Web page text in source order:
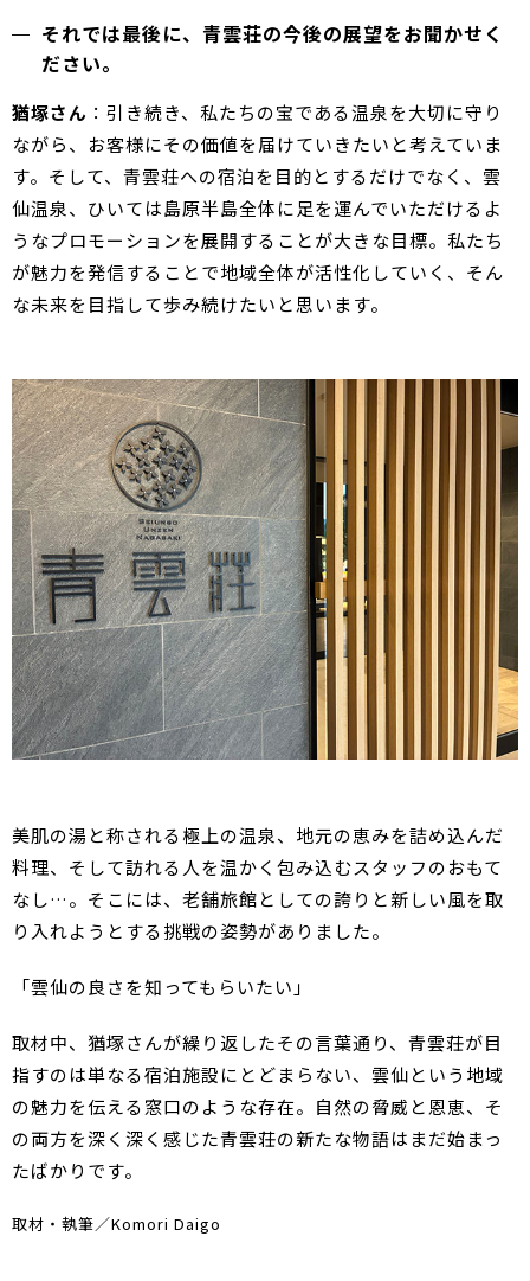
それでは最後に、青雲荘の今後の展望をお聞かせく
ださい。
猶塚さん ：引き続き、私たちの宝である温泉を大切に守り
ながら、お客様にその価値を届けていきたいと考えていま
す。そして、青雲荘への宿泊を目的とするだけでなく、雲
仙温泉、ひいては島原半島全体に足を運んでいただけるよ
うなプロモーションを展開することが大きな目標。私たち
が魅力を発信することで地域全体が活性化していく、そん
な未来を目指して歩み続けたいと思います。
美肌の湯と称される極上の温泉、地元の恵みを詰め込んだ
料理、そして訪れる人を温かく包み込むスタッフのおもて
なし…。そこには、老舗旅館としての誇りと新しい風を取
り入れようとする挑戦の姿勢がありました。
「雲仙の良さを知ってもらいたい」
取材中、猶塚さんが繰り返したその言葉通り、青雲荘が目
指すのは単なる宿泊施設にとどまらない、雲仙という地域
の魅力を伝える窓口のような存在。自然の脅威と恩恵、そ
の両方を深く深く感じた青雲荘の新たな物語はまだ始まっ
たばかりです。
取材・執筆／Komori Daigo